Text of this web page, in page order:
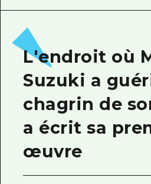
FAQ
Informations
Brochure
L'endroit où
Suzuki a
chagrin de
a écrit sa
œuvre